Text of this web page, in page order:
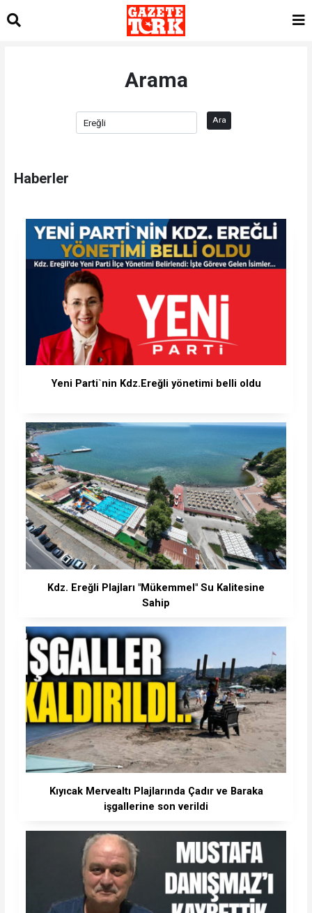
Arama
Ara
Haberler
Yeni Parti`nin Kdz.Ereğli yönetimi belli oldu
Kdz. Ereğli Plajları "Mükemmel" Su Kalitesine
Sahip
Kıyıcak Mervealtı Plajlarında Çadır ve Baraka
işgallerine son verildi